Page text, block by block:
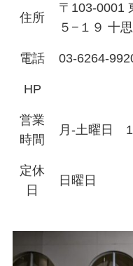
住所
〒103-0001
５−１９ 十
電話 03-6264-
HP
営業
時間
月-土曜日
定休
日
日曜日